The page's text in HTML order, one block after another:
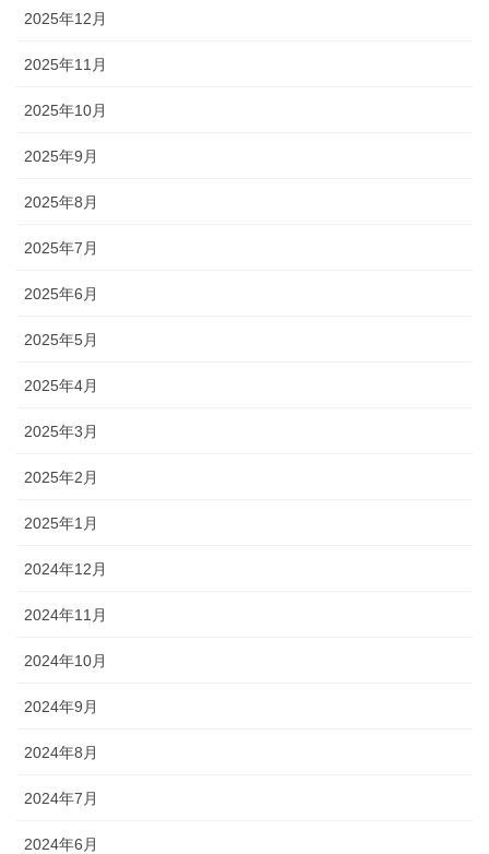
2025年12月
2025年11月
2025年10月
2025年9月
2025年8月
2025年7月
2025年6月
2025年5月
2025年4月
2025年3月
2025年2月
2025年1月
2024年12月
2024年11月
2024年10月
2024年9月
2024年8月
2024年7月
2024年6月